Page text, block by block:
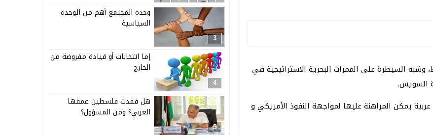
وشبه السيطرة على الممرات البحرية الاستراتيجية في
السويس.
يمكن المراهنة عليها لمواجهة النفوذ الأمريكي و
3
وحدة المجتمع أهم من الوحدة
السياسية
4
إما انتخابات أو قيادة مفروضة من
الخارج
5
هل فقدت فلسطين عمقها
العربي؟ ومن المسؤول؟